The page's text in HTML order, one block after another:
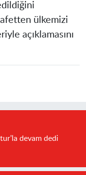
ülkemizi
açıklamasını
devam dedi